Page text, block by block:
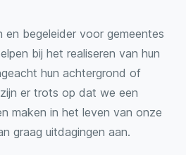
en begeleider voor gemeentes
bij het realiseren van hun
hun achtergrond of
er trots op dat we een
maken in het leven van onze
graag uitdagingen aan.